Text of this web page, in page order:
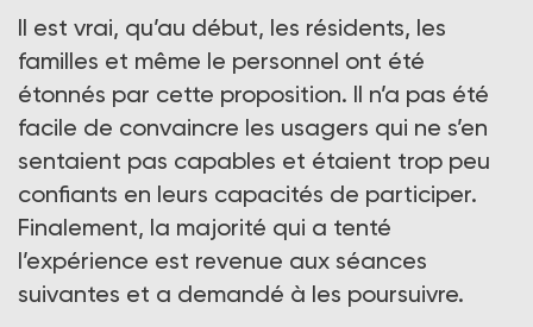
Il est vrai, qu’au début, les résidents, les
familles et même le personnel ont été
étonnés par cette proposition. Il n’a pas été
facile de convaincre les usagers qui ne s’en
sentaient pas capables et étaient trop peu
confiants en leurs capacités de participer.
Finalement, la majorité qui a tenté
l’expérience est revenue aux séances
suivantes et a demandé à les poursuivre.